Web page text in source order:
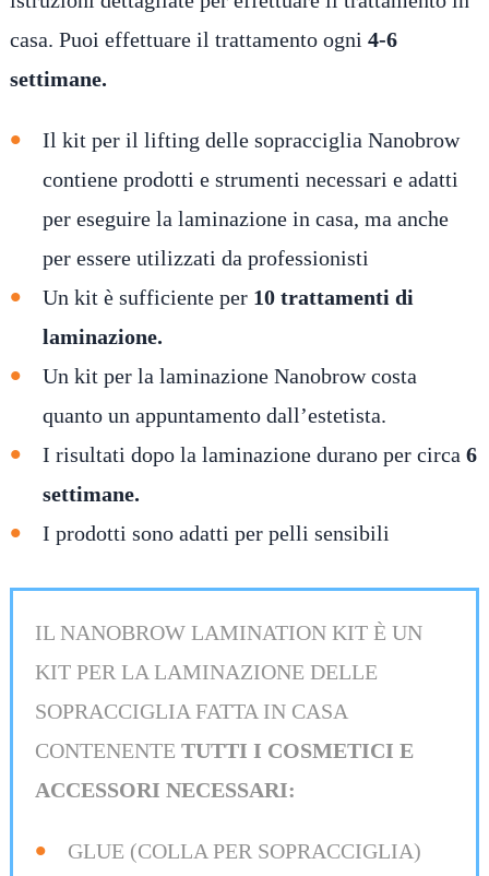
casa. Puoi effettuare il trattamento ogni 4-6
settimane.
Il kit per il lifting delle sopracciglia Nanobrow
contiene prodotti e strumenti necessari e adatti
per eseguire la laminazione in casa, ma anche
per essere utilizzati da professionisti
Un kit è sufficiente per 10 trattamenti di
laminazione.
Un kit per la laminazione Nanobrow costa
quanto un appuntamento dall’estetista.
I risultati dopo la laminazione durano per circa 6
settimane.
I prodotti sono adatti per pelli sensibili
IL NANOBROW LAMINATION KIT È UN
KIT PER LA LAMINAZIONE DELLE
SOPRACCIGLIA FATTA IN CASA
CONTENENTE TUTTI I COSMETICI E
ACCESSORI NECESSARI:
GLUE (COLLA PER SOPRACCIGLIA)